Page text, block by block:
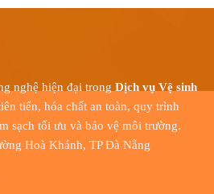
nghệ hiện đại trong Dịch vụ Vệ sinh
tiến, hóa chất an toàn, quy trình
sạch tối ưu và bảo vệ môi trường.
Hoà Khánh, TP Đà Nẵng